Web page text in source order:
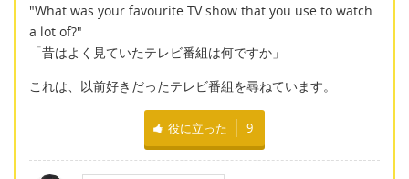
"What was your favourite TV show that you use to watch
a lot of?"
「昔はよく見ていたテレビ番組は何ですか」
これは、以前好きだったテレビ番組を尋ねています。
役に立った 9